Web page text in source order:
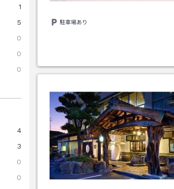
1
5
0
0
0
4
3
0
0
駐車場あり